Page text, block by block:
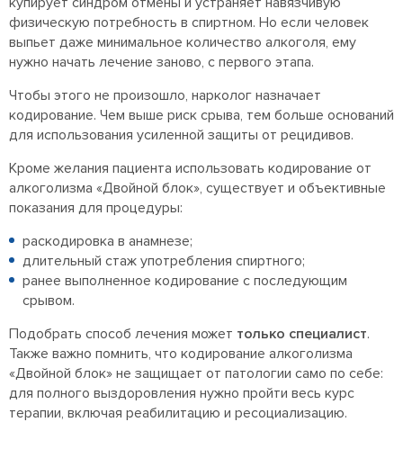
физическую потребность в спиртном. Но если человек
выпьет даже минимальное количество алкоголя, ему
нужно начать лечение заново, с первого этапа.
Чтобы этого не произошло, нарколог назначает
кодирование. Чем выше риск срыва, тем больше оснований
для использования усиленной защиты от рецидивов.
Кроме желания пациента использовать кодирование от
алкоголизма «Двойной блок», существует и объективные
показания для процедуры:
раскодировка в анамнезе;
длительный стаж употребления спиртного;
ранее выполненное кодирование с последующим
срывом.
Подобрать способ лечения может только специалист.
Также важно помнить, что кодирование алкоголизма
«Двойной блок» не защищает от патологии само по себе:
для полного выздоровления нужно пройти весь курс
терапии, включая реабилитацию и ресоциализацию.